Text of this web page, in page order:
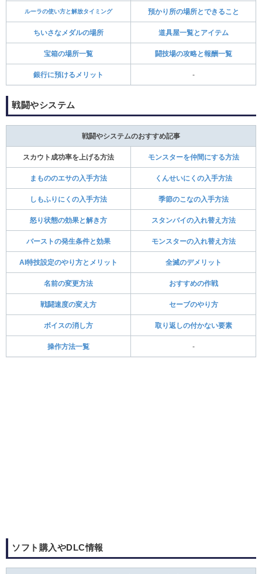
ルーラの使い方と解放タイミング 預かり所の場所とできること
ちいさなメダルの場所 道具屋一覧とアイテム
宝箱の場所一覧 闘技場の攻略と報酬一覧
銀行に預けるメリット ‐
戦闘やシステム
戦闘やシステムのおすすめ記事
スカウト成功率を上げる方法 モンスターを仲間にする方法
まもののエサの入手方法 くんせいにくの入手方法
しもふりにくの入手方法 季節のこなの入手方法
怒り状態の効果と解き方 スタンバイの入れ替え方法
バーストの発生条件と効果 モンスターの入れ替え方法
AI特技設定のやり方とメリット 全滅のデメリット
名前の変更方法 おすすめの作戦
戦闘速度の変え方 セーブのやり方
ボイスの消し方 取り返しの付かない要素
操作方法一覧 -
ソフト購入やDLC情報